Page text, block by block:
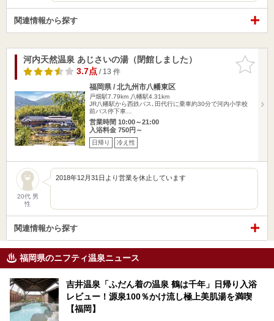
関連情報から探す
お気に入
りに追加
河内天然温泉 あじさいの湯（閉館しました）
3.7点/ 13 件
福岡県 / 北九州市八幡東区
戸畑駅7.79km 八幡駅4.31km
JR八幡駅から西鉄バス､田代行に乗車約30分で河内小学校
前バス停下車…
営業時間 10:00～21:00
入浴料金 750円～
日帰り 冷え性
20代 男
性
2018年12月31日より営業を休止しています
関連情報から探す
福岡県のニフティ温泉ニュース
吉井温泉「ふだん着の温泉 鶴は千年」日帰り入浴
レビュー！源泉100％かけ流し極上美肌湯を満喫
【福岡】